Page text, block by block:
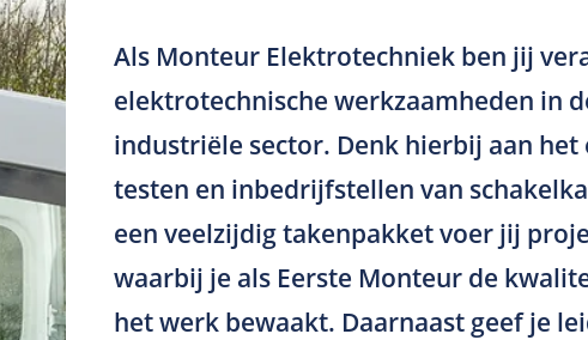
Als Monteur Elektrotechniek ben jij
elektrotechnische werkzaamheden in
industriële sector. Denk hierbij aan
testen en inbedrijfstellen van
een veelzijdig takenpakket voer jij
waarbij je als Eerste Monteur de
het werk bewaakt. Daarnaast geef je